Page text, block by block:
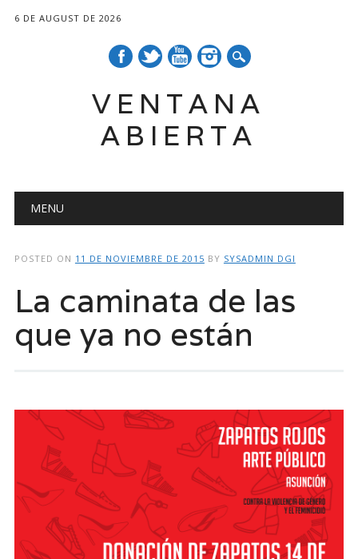
6 DE AUGUST DE 2026
VENTANA
ABIERTA
Main menu
MENU
POSTED ON 11 DE NOVIEMBRE DE 2015 BY SYSADMIN DGI
La caminata de las
que ya no están